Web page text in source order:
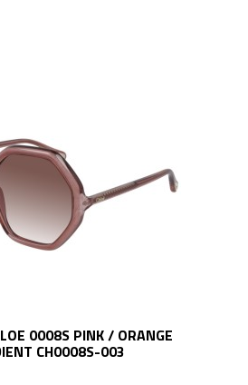
0008S PINK / ORANGE
CH0008S-003